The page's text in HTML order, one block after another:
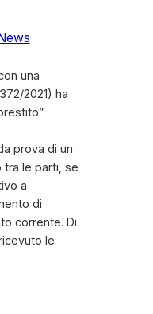
una
2021) ha
prova di un
tra le parti, se
a
di
corrente. Di
le